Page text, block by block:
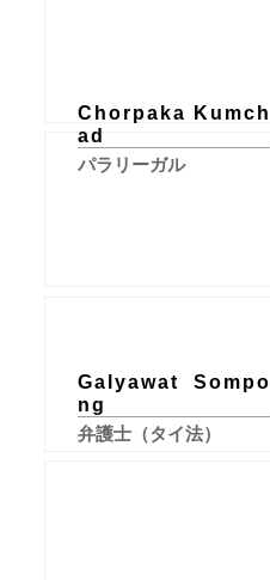
Chorpaka Kumch
ad
パラリーガル
Galyawat Sompo
ng
弁護士（タイ法）